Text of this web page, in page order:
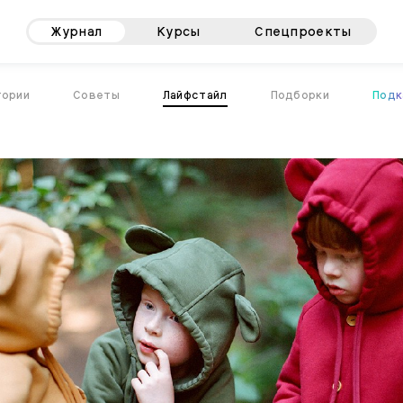
Журнал Курсы Спецпроекты
Советы Лайфстайл Подборки